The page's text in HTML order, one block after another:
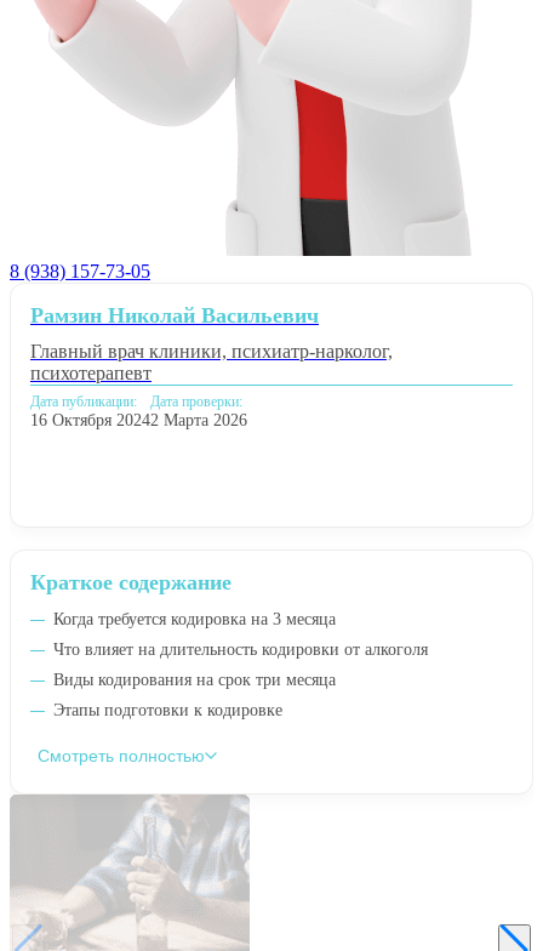
8 (938) 157-73-05
Краткое содержание
Когда требуется кодировка на 3 месяца
Что влияет на длительность кодировки от алкоголя
Виды кодирования на срок три месяца
Этапы подготовки к кодировке
Смотреть полностью
Рамзин Николай Васильевич
Главный врач клиники, психиатр-нарколог,
психотерапевт
Дата публикации:
16 Октября 2024
Дата проверки:
2 Марта 2026